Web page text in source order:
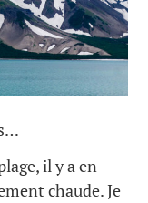
il y a en
chaude. Je